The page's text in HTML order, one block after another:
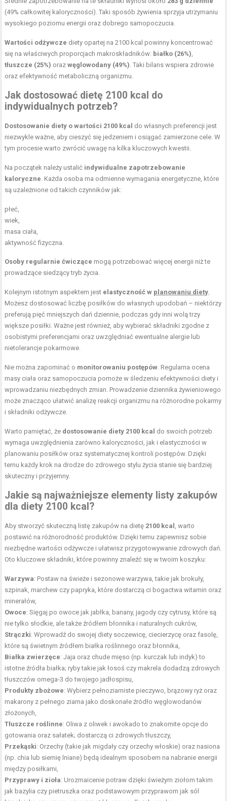
(49% całkowitej kaloryczności). Taki sposób żywienia sprzyja utrzymaniu
wysokiego poziomu energii oraz dobrego samopoczucia.
Wartości odżywcze diety opartej na 2100 kcal powinny koncentrować
się na właściwych proporcjach makroskładników: białko (26%)
tłuszcze (25%) orazwęglowodany (49%) . Taki bilans wspiera zdrowie
oraz efektywność metaboliczną organizmu.
Jak dostosować dietę 2100 kcal do
indywidualnych potrzeb?
Dostosowanie diety o wartości 2100 kcal do własnych preferencji jest
niezwykle ważne, aby cieszyć się jedzeniem i osiągać zamierzone cele. W
tym procesie warto zwrócić uwagę na kilka kluczowych kwestii.
Na początek należy ustalić indywidualne zapotrzebowanie
kaloryczne . Każda osoba ma odmienne wymagania energetyczne, które
są uzależnione od takich czynników jak:
płeć,
wiek,
masa ciała,
aktywność fizyczna.
Osoby regularnie ćwiczące mogą potrzebować więcej energii niż te
prowadzące siedzący tryb życia.
Kolejnym istotnym aspektem jest elastyczność w planowaniu diety
Możesz dostosować liczbę posiłków do własnych upodobań – niektórzy
preferują pięć mniejszych dań dziennie, podczas gdy inni wolą trzy
większe posiłki. Ważne jest również, aby wybierać składniki zgodne z
osobistymi preferencjami oraz uwzględniać ewentualne alergie lub
nietolerancje pokarmowe.
Nie można zapominać o monitorowaniu postępów . Regularna ocena
masy ciała oraz samopoczucia pomoże w śledzeniu efektywności diety i
wprowadzaniu niezbędnych zmian. Prowadzenie dziennika żywieniowego
może znacząco ułatwić analizę reakcji organizmu na różnorodne pokarmy
i składniki odżywcze.
Warto pamiętać, że dostosowanie diety 2100 kcal do swoich potrzeb
wymaga uwzględnienia zarówno kaloryczności, jak i elastyczności w
planowaniu posiłków oraz systematycznej kontroli postępów. Dzięki
temu każdy krok na drodze do zdrowego stylu życia stanie się bardziej
skuteczny i przyjemny.
Jakie są najważniejsze elementy listy zakupów
dla diety 2100 kcal?
Aby stworzyć skuteczną listę zakupów na dietę 2100 kcal
, warto
postawić na różnorodność produktów. Dzięki temu zapewnisz sobie
niezbędne wartości odżywcze i ułatwisz przygotowywanie zdrowych dań.
Oto kluczowe składniki, które powinny znaleźć się w twoim koszyku:
Warzywa: Postaw na świeże i sezonowe warzywa, takie jak brokuły,
szpinak, marchew czy papryka, które dostarczą ci bogactwa witamin oraz
minerałów,
Owoce: Sięgaj po owoce jak jabłka, banany, jagody czy cytrusy, które są
nie tylko słodkie, ale także źródłem błonnika i naturalnych cukrów,
Strączki: Wprowadź do swojej diety soczewicę, ciecierzycę oraz fasolę,
które są świetnym źródłem białka roślinnego oraz błonnika,
Białka zwierzęce: Jaja oraz chude mięso (np. kurczak lub indyk) to
istotne źródła białka; ryby takie jak łosoś czy makrela dodadzą zdrowych
tłuszczów omega-3 do twojego jadłospisu,
Produkty zbożowe: Wybierz pełnoziarniste pieczywo, brązowy ryż oraz
makarony z pełnego ziarna jako doskonałe źródło węglowodanów
złożonych,
Tłuszcze roślinne: Oliwa z oliwek i awokado to znakomite opcje do
gotowania oraz sałatek; dostarczą ci zdrowych tłuszczy,
Przekąski: Orzechy (takie jak migdały czy orzechy włoskie) oraz nasiona
(np. chia lub siemię lniane) będą idealnym sposobem na nabranie energii
między posiłkami,
Przyprawy i zioła: Urozmaicenie potraw dzięki świeżym ziołom takim
jak bazylia czy pietruszka oraz podstawowym przyprawom jak sól